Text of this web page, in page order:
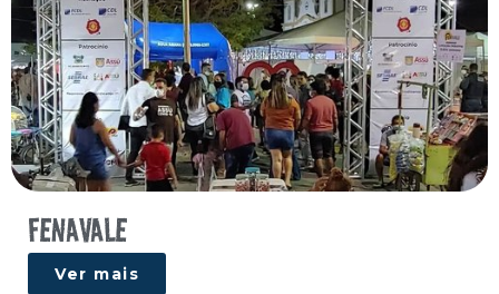
FENAVALE
Ver mais